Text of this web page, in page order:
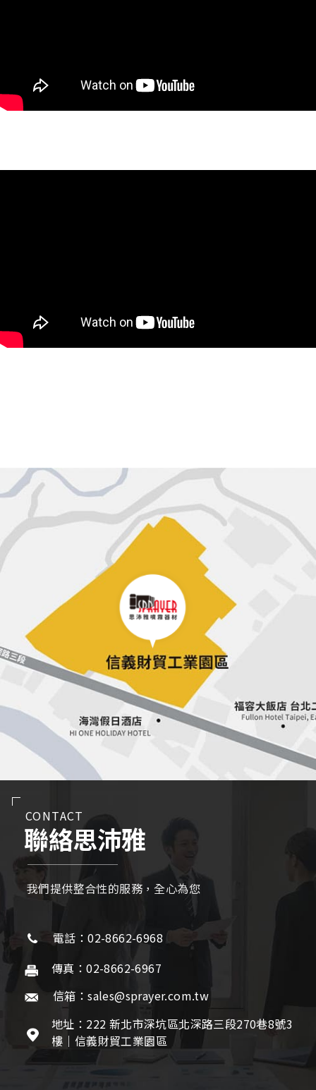
CONTACT
聯絡思沛雅
我們提供整合性的服務，全心為您
電話：02-8662-6968
傳真：02-8662-6967
信箱：sales@sprayer.com.tw
地址：222 新北市深坑區北深路三段270巷8號3
樓｜信義財貿工業園區